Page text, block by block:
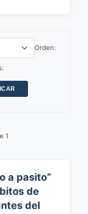
Orden:
1
a pasito”
de
del